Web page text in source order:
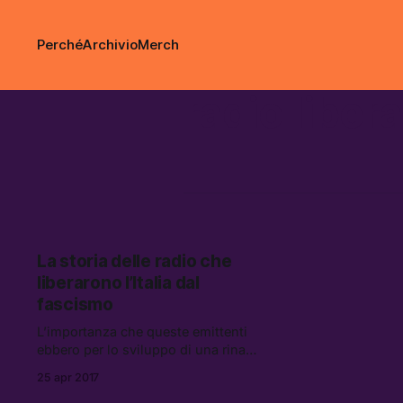
PerchéArchivioMerch
La storia delle radio che
liberarono l’Italia dal
fascismo
L’importanza che queste emittenti
ebbero per lo sviluppo di una rinata
oggi nel nostro sistema mediatico,
25 apr 2017